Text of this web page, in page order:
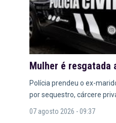
Mulher é resgatada
Polícia prendeu o ex-
por sequestro, cárcere
07 agosto 2026 - 09:37